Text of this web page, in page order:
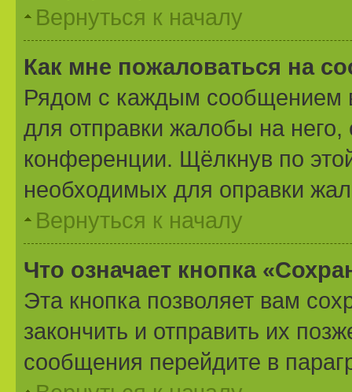
Вернуться к началу
Как мне пожаловаться на
Рядом с каждым сообщением
для отправки жалобы на
конференции. Щёлкнув по
необходимых для оправки
Вернуться к началу
Что означает кнопка
Эта кнопка позволяет вам
закончить и отправить их
сообщения перейдите в